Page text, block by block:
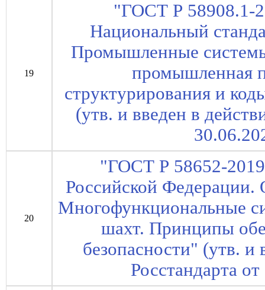
19
"ГОСТ Р 58908.1-
Национальный
Промышленные
промышленная
структурирования и
(утв. и введен в
20
"ГОСТ Р 58652-
Российской Федерации.
Многофункциональные
шахт. Принципы
безопасности" (утв. и
Росстандарта